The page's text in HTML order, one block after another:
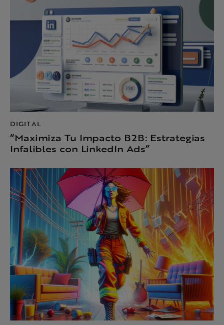
DIGITAL
“Maximiza Tu Impacto B2B: Estrategias
Infalibles con LinkedIn Ads”